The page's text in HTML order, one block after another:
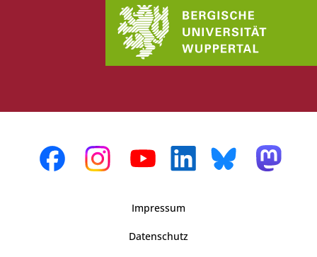
Impressum
Datenschutz